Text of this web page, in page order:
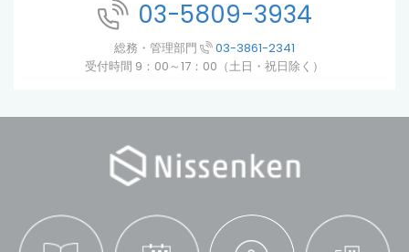
03-5809-3934
総務・管理部門
03-3861-2341
受付時間 9：00～17：00（土日・祝日除く）